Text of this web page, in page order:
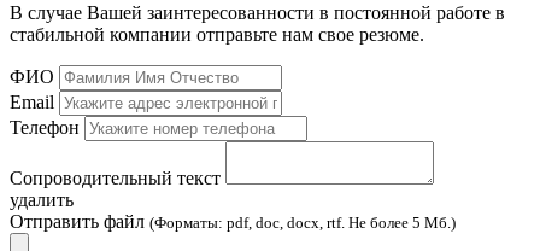
В случае Вашей заинтересованности в постоянной работе в
стабильной компании отправьте нам свое резюме.
ФИО
Email
Телефон
Сопроводительный текст
удалить
Отправить файл (Форматы: pdf, doc, docx, rtf. Не более 5 Мб.)